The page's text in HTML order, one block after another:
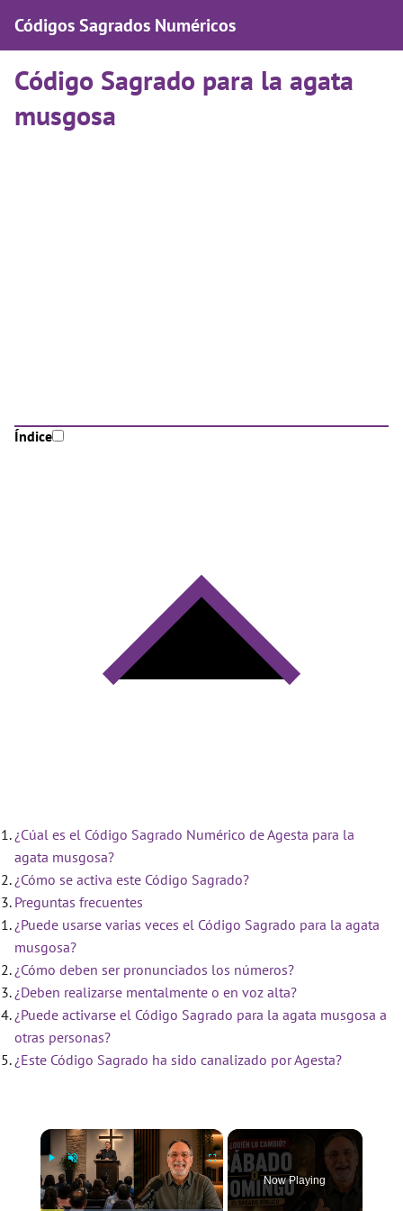
Códigos Sagrados Numéricos
Código Sagrado para la agata
musgosa
Índice
¿Cúal es el Código Sagrado Numérico de Agesta para la
agata musgosa?
¿Cómo se activa este Código Sagrado?
Preguntas frecuentes
¿Puede usarse varias veces el Código Sagrado para la agata
musgosa?
¿Cómo deben ser pronunciados los números?
¿Deben realizarse mentalmente o en voz alta?
¿Puede activarse el Código Sagrado para la agata musgosa a
otras personas?
¿Este Código Sagrado ha sido canalizado por Agesta?
×
Now Playing